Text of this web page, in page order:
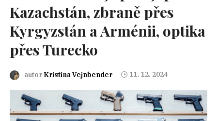
Kazachstán, zbraně přes
Kyrgyzstán a Arménii, optika
přes Turecko
autor Kristina Vejnbender 11. 12. 2024